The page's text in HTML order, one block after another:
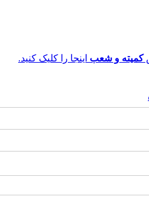
کمیته و شعباینجا را کلیک کنید.